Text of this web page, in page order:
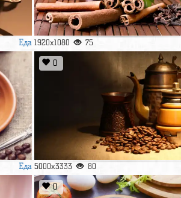
Еда 1920x1080 75
Еда
0
5000x3333 80
0